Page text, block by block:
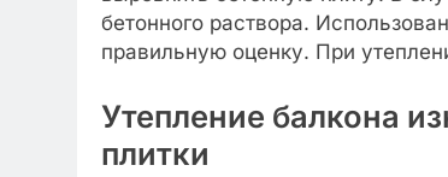
бетонного раствора.
правильную оценку. При
Утепление балкона
плитки